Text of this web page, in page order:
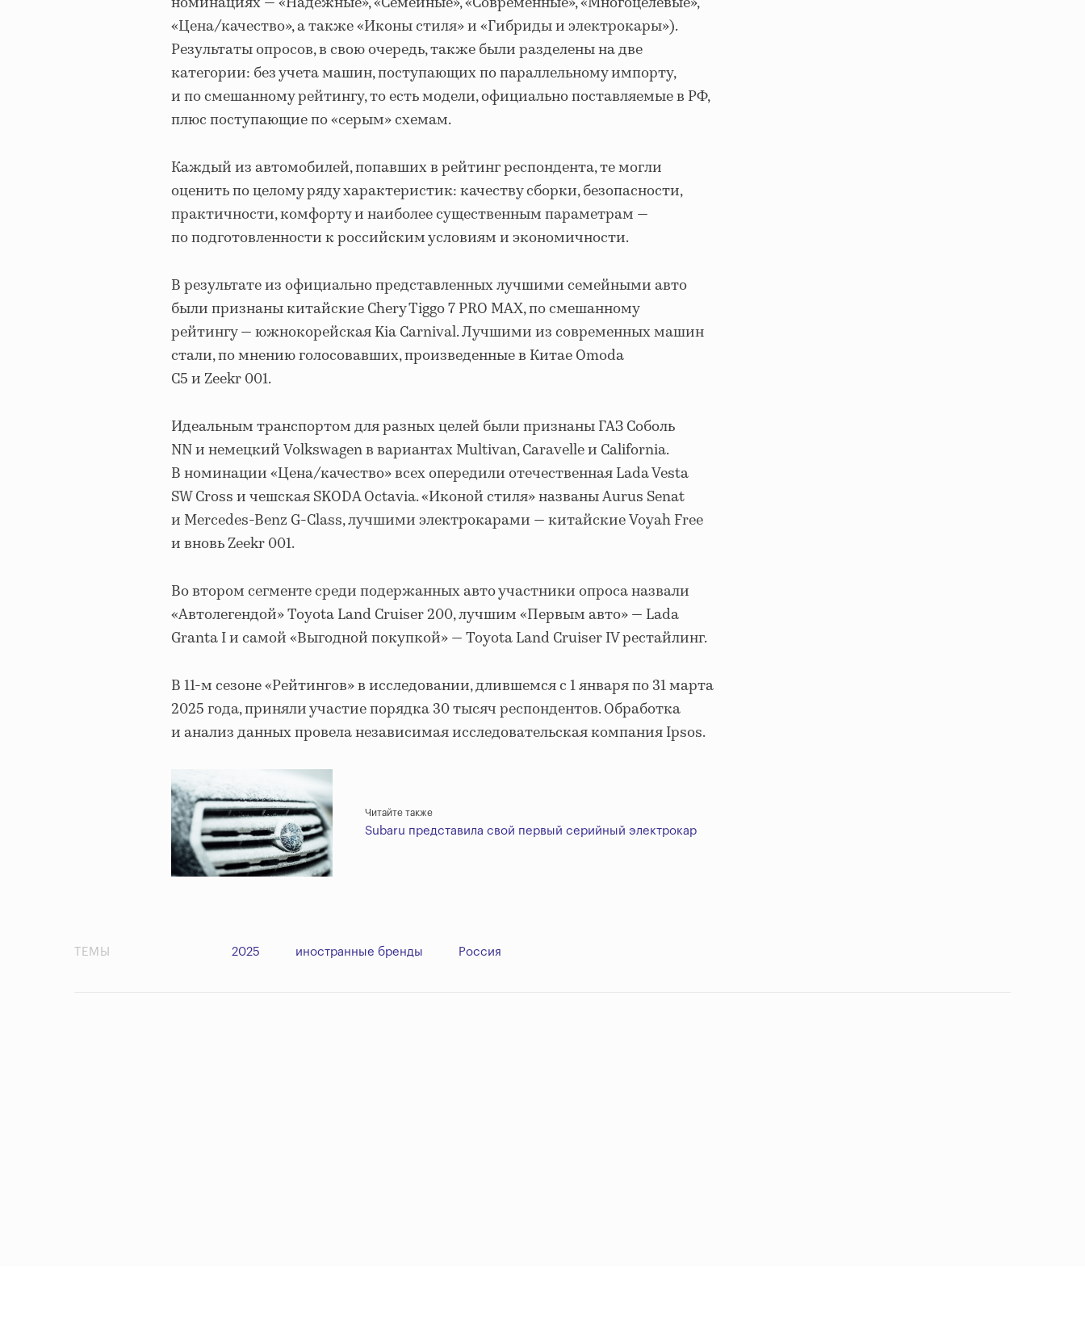
«Цена/качество», а также «Иконы стиля» и «Гибриды и электрокары»).
Результаты опросов, в свою очередь, также были разделены на две
категории: без учета машин, поступающих по параллельному импорту,
и по смешанному рейтингу, то есть модели, официально поставляемые в РФ,
плюс поступающие по «серым» схемам.
Каждый из автомобилей, попавших в рейтинг респондента, те могли
оценить по целому ряду характеристик: качеству сборки, безопасности,
практичности, комфорту и наиболее существенным параметрам —
по подготовленности к российским условиям и экономичности.
В результате из официально представленных лучшими семейными авто
были признаны китайские Chery Tiggo 7 PRO MAX, по смешанному
рейтингу — южнокорейская Kia Carnival. Лучшими из современных машин
стали, по мнению голосовавших, произведенные в Китае Omoda
C5 и Zeekr 001.
Идеальным транспортом для разных целей были признаны ГАЗ Соболь
NN и немецкий Volkswagen в вариантах Multivan, Caravelle и California.
В номинации «Цена/качество» всех опередили отечественная Lada Vesta
SW Cross и чешская SKODA Octavia. «Иконой стиля» названы Aurus Senat
и Mercedes-Benz G-Class, лучшими электрокарами — китайские Voyah Free
и вновь Zeekr 001.
Во втором сегменте среди подержанных авто участники опроса назвали
«Автолегендой» Toyota Land Cruiser 200, лучшим «Первым авто» — Lada
Granta I и самой «Выгодной покупкой» — Toyota Land Cruiser IV рестайлинг.
В 11-м сезоне «Рейтингов» в исследовании, длившемся с 1 января по 31 марта
2025 года, приняли участие порядка 30 тысяч респондентов. Обработка
и анализ данных провела независимая исследовательская компания Ipsos.
Читайте также
Subaru представила свой первый серийный электрокар
ТЕМЫ 2025 иностранные бренды Россия